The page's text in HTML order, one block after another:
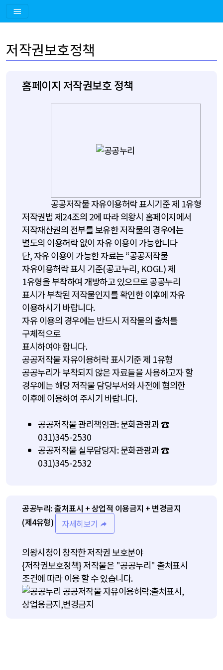
저작권보호정책
홈페이지 저작권보호 정책
공공저작물 자유이용허락 표시기준 제 1유형
저작권법 제24조의 2에 따라 의왕시 홈페이지에서
저작재산권의 전부를 보유한 저작물의 경우에는
별도의 이용허락 없이 자유 이용이 가능합니다
단, 자유 이용이 가능한 자료는 “공공저작물
자유이용허락 표시 기준(공고누리, KOGL) 제
1유형을 부착하여 개방하고 있으므로 공공누리
표시가 부착된 저작물인지를 확인한 이후에 자유
이용하시기 바랍니다.
자유 이용의 경우에는 반드시 저작물의 출처를
구체적으로
표시하여야 합니다.
공공저작물 자유이용허락 표시기준 제 1유형
공공누리가 부착되지 않은 자료들을 사용하고자 할
경우에는 해당 저작물 담당부서와 사전에 협의한
이후에 이용하여 주시기 바랍니다.
공공저작물 관리책임관: 문화관광과 ☎
031)345-2530
공공저작물 실무담당자: 문화관광과 ☎
031)345-2532
공공누리: 출처표시 + 상업적 이용금지 + 변경금지
(제4유형)
자세히보기
의왕시청이 창작한 저작권 보호분야
{저작권보호정책}저작물은 "공공누리" 출처표시
조건에 따라 이용 할 수 있습니다.